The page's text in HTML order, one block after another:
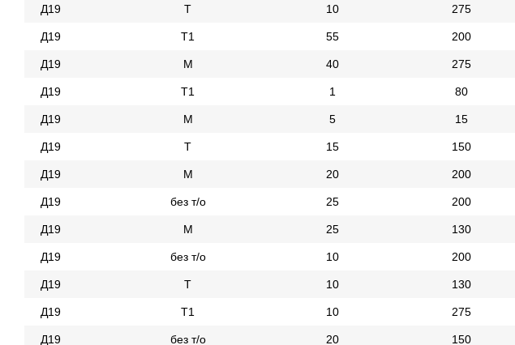
Д19 Т 10 275
Д19 Т1 55 200
Д19 М 40 275
Д19 Т1 1 80
Д19 М 5 15
Д19 Т 15 150
Д19 М 20 200
Д19 без т/о 25 200
Д19 М 25 130
Д19 без т/о 10 200
Д19 Т 10 130
Д19 Т1 10 275
Д19 без т/о 20 150